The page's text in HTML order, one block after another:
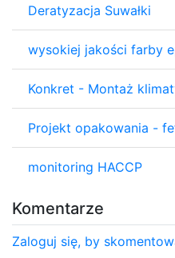
Deratyzacja Suwałki
wysokiej jakości farby
Konkret - Montaż
Projekt opakowania -
monitoring HACCP
Komentarze
Zaloguj się, by